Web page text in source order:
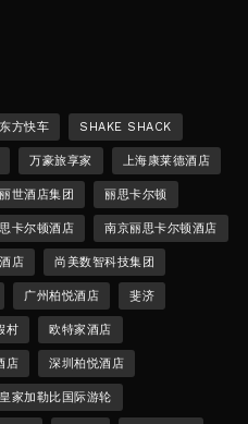
方快车 SHAKE SHACK
万豪旅享家 上海康莱德酒店
丽世酒店集团 丽思卡尔顿
卡尔顿酒店 南京丽思卡尔顿酒店
店 尚美数智科技集团
广州柏悦酒店 斐济
村 欧特家酒店
店 深圳柏悦酒店
皇家加勒比国际游轮